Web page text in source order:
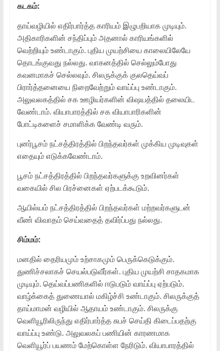
கடகம்:
தாய்வழியில் எதிர்பார்த்த காரியம் இழுபறியாக முடியும்.
அதிகாரிகளின் சந்திப்பும் அதனால் காரியங்களில்
வெற்றியும் உண்டாகும். புதிய முயற்சியை காலையிலேயே
தொடங்குவது நல்லது. வாகனத்தில் செல்லும்போது
கவனமாகச் செல்லவும். சிலருக்குக் குலதெய்வப்
பிரார்த்தனையை நிறைவேற்றும் வாய்ப்பு உண்டாகும்.
அலுவலகத்தில் சக ஊழியர்களின் விஷயத்தில் தலையிட
வேண்டாம். வியாபாரத்தில் சக வியாபாரிகளின்
போட்டிகளைச் சமாளிக்க வேண்டி வரும்.
புனர்பூசம் நட்சத்திரத்தில் பிறந்தவர்கள் முக்கிய முடிவுகள்
எதையும் எடுக்கவேண்டாம்.
பூசம் நட்சத்திரத்தில் பிறந்தவர்களுக்கு உறவினர்கள்
வகையில் சில பிரச்னைகள் ஏற்படக்கூடும்.
ஆயில்யம் நட்சத்திரத்தில் பிறந்தவர்கள் மற்றவர்களுடன்
வீண் விவாதம் செய்வதைத் தவிர்ப்பது நல்லது.
சிம்மம்:
மனதில் தைரியமும் உற்சாகமும் பெருக்கெடுக்கும்.
துணிச்சலாகச் செயல்படுவீர்கள். புதிய முயற்சி சாதகமாக
முடியும். தெய்வப்பணிகளில் ஈடுபடும் வாய்ப்பு ஏற்படும்.
வாழ்க்கைத் துணையால் மகிழ்ச்சி உண்டாகும். சிலருக்குத்
தாய்மாமன் வழியில் ஆதாயம் உண்டாகும். சிலருக்கு
வெளியூரிலிருந்து எதிர்பார்த்த சுபச் செய்தி கிடைப்பதற்கு
வாய்ப்பு உண்டு. அலுவலகப் பணியின் காரணமாக
வெளியூர்ப் பயணம் மேற்கொள்ள நேரிடும். வியாபாரத்தில்